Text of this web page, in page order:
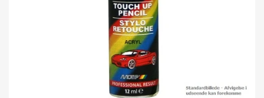
Bilstereo
Transport Udstyr
Olie